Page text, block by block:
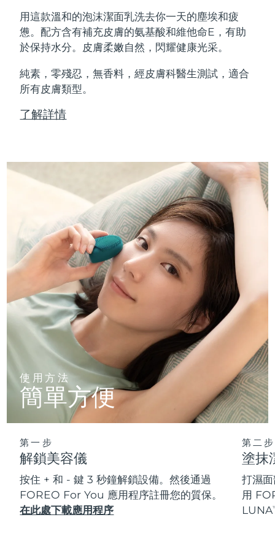
用這款溫和的泡沫潔面乳洗去你一天的塵埃和疲
憊。配方含有補充皮膚的氨基酸和維他命E，有助
於保持水分。皮膚柔嫩自然，閃耀健康光采。
純素，零殘忍，無香料，經皮膚科醫生測試，適合
所有皮膚類型。
了解詳情
使用方法
簡單方便
第一步
解鎖美容儀
按住 + 和 - 鍵 3 秒鐘解鎖設備。然後通過
FOREO For You 應用程序註冊您的質保。
在此處下載應用程序
第二步
塗抹
打濕
用
LUNA